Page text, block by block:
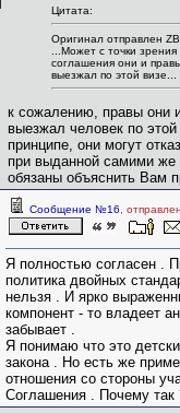
Цитата:
Оригинал отправлен
...Может с точки
соглашения они и
выезжал по этой визе...
к сожалению, правы они
выезжал человек по
принципе, они могут
при выданной самими же
обязаны объяснить Вам
Сообщение №16 ,
Я полностью согласен .
политика двойных
нельзя . И ярко
компонент - то владеет
забывает .
Я понимаю что это
закона . Но есть же
отношения со стороны
Соглашения . Почему так